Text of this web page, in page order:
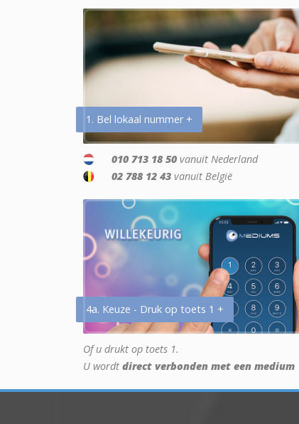
1. Bel lokaal nummer +
010 713 18 50 vanuit Nederland
02 788 12 43 vanuit België
4a. Keuze - Druk op toets 1 +
Of u drukt op toets 1.
U wordt direct verbonden met een medium